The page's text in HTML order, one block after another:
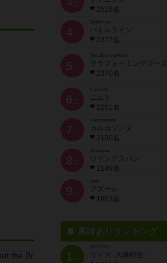
位
2528名
4位
Battle Line
バトルライン
2377名
5 位
Terraforming Mars
テラフォーミングマーズ
2370名
6 位
ニムト
2201名
7 位
Carcassonne
カルカソンヌ
2190名
8 位
Wingspan
ウイングスパン
2149名
9 位
Azul
アズール
1903名
興味ありランキング
1位
SCYTHE
サイズ -大鎌戦役-